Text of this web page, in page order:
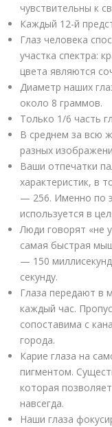
чувствительны к
Каждый 12-й
Глаз человека
участка спектра:
цвета являются
Диаметр наших
около 8 граммов.
Только 1/6 часть
В среднем за всю
разных
Ваши отпечатки
характеристик, в
— 256. Именно по
используется в
Люди говорят «не
самая быстрая
— 150
секунду.
Глаза передают в
каждый час.
сопоставима с
города.
Карие глаза на
пигментом.
которая
навсегда.
Наши глаза